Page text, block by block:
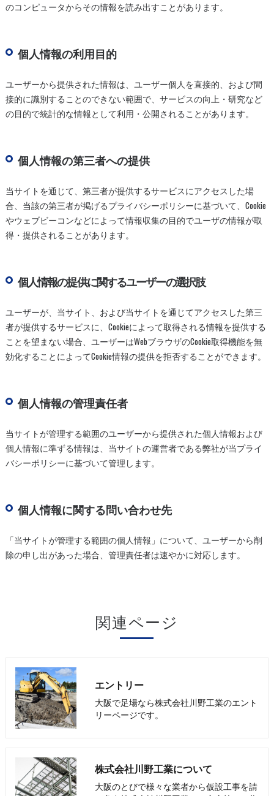
のコンピュータからその情報を読み出すことがあります。
個人情報の利用目的
ユーザーから提供された情報は、ユーザー個人を直接的、および間
接的に識別することのできない範囲で、サービスの向上・研究など
の目的で統計的な情報として利用・公開されることがあります。
個人情報の第三者への提供
当サイトを通じて、第三者が提供するサービスにアクセスした場
合、当該の第三者が掲げるプライバシーポリシーに基づいて、Cookie
やウェブビーコンなどによって情報収集の目的でユーザの情報が取
得・提供されることがあります。
個人情報の提供に関するユーザーの選択肢
ユーザーが、当サイト、および当サイトを通じてアクセスした第三
者が提供するサービスに、Cookieによって取得される情報を提供する
ことを望まない場合、ユーザーはWebブラウザのCookie取得機能を無
効化することによってCookie情報の提供を拒否することができます。
個人情報の管理責任者
当サイトが管理する範囲のユーザーから提供された個人情報および
個人情報に準ずる情報は、当サイトの運営者である弊社が当プライ
バシーポリシーに基づいて管理します。
個人情報に関する問い合わせ先
「当サイトが管理する範囲の個人情報」について、ユーザーから削
除の申し出があった場合、管理責任者は速やかに対応します。
関連ページ
エントリー
大阪で足場なら株式会社川野工業のエント
リーページです。
株式会社川野工業について
大阪のとびで様々な業者から仮設工事を請